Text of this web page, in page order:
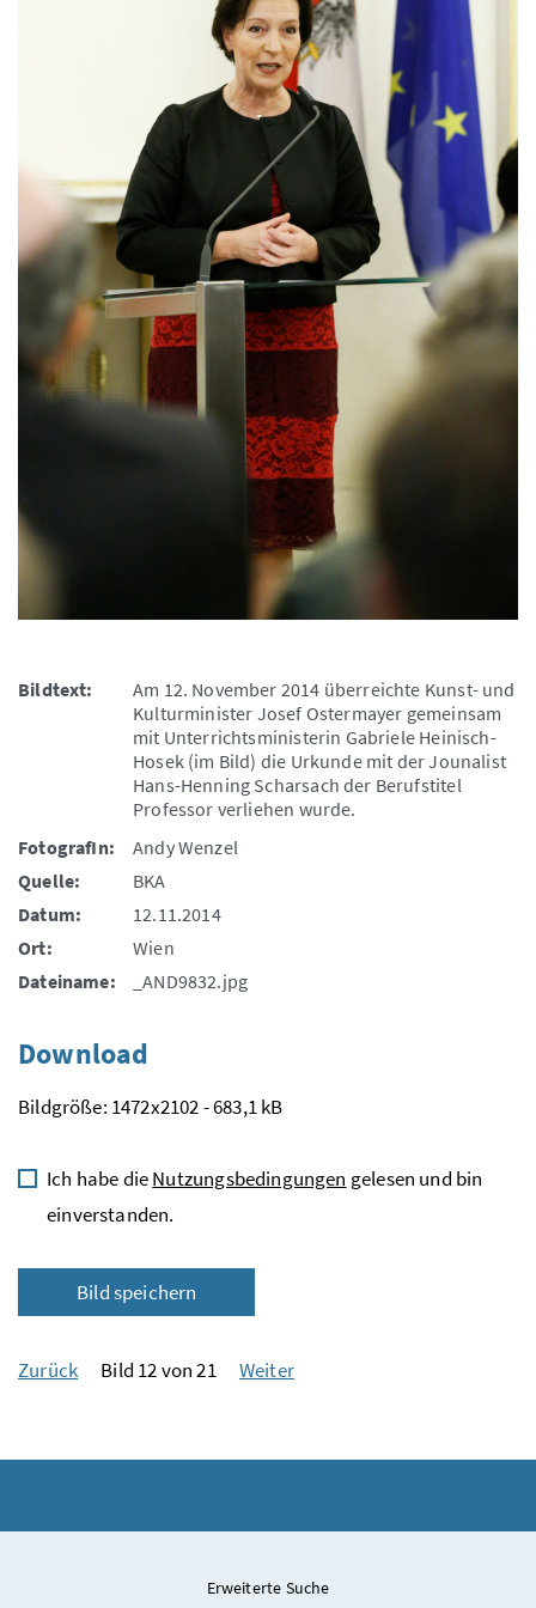
Bildtext:
Am 12. November 2014 überreichte Kunst- und
Kulturminister Josef Ostermayer gemeinsam
mit Unterrichtsministerin Gabriele Heinisch-
Hosek (im Bild) die Urkunde mit der Jounalist
Hans-Henning Scharsach der Berufstitel
Professor verliehen wurde.
FotografIn:
Andy Wenzel
Quelle:
BKA
Datum:
12.11.2014
Ort:
Wien
Dateiname:
_AND9832.jpg
Download
Bildgröße: 1472x2102 - 683,1 kB
Ich habe dieNutzungsbedingungen gelesen und bin
einverstanden.
Bild speichern
Zurück Bild 12 von 21 Weiter
Erweiterte Suche